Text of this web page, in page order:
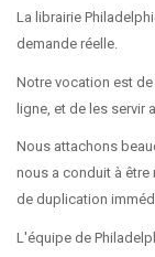
La librairie
demande réelle.
Notre vocation est
ligne, et de les servir
Nous attachons
nous a conduit à être
de duplication
L'équipe de